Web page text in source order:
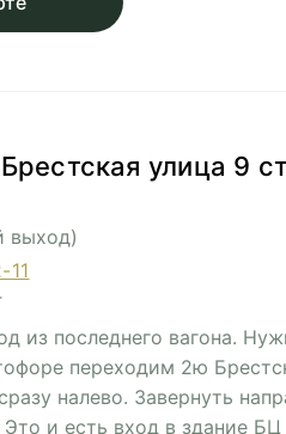
улица 9
выход)
из последнего вагона.
переходим 2ю
налево. Завернуть
и есть вход в здание